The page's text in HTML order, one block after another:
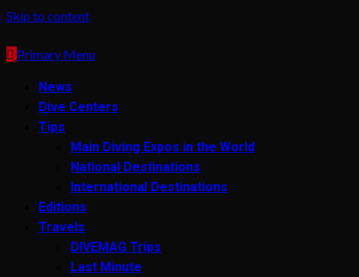
Skip to content
Primary Menu
News
Dive Centers
Tips
Main Diving Expos in the World
National Destinations
International Destinations
Editions
Travels
DIVEMAG Trips
Last Minute